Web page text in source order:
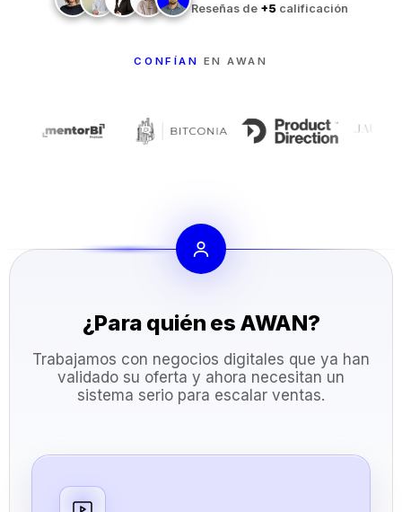
Reseñas de +5calificación
CONFÍAN EN AWAN
¿Para quién es AWAN?
Trabajamos con negocios digitales que ya han
validado su oferta y ahora necesitan un
sistema serio para escalar ventas.